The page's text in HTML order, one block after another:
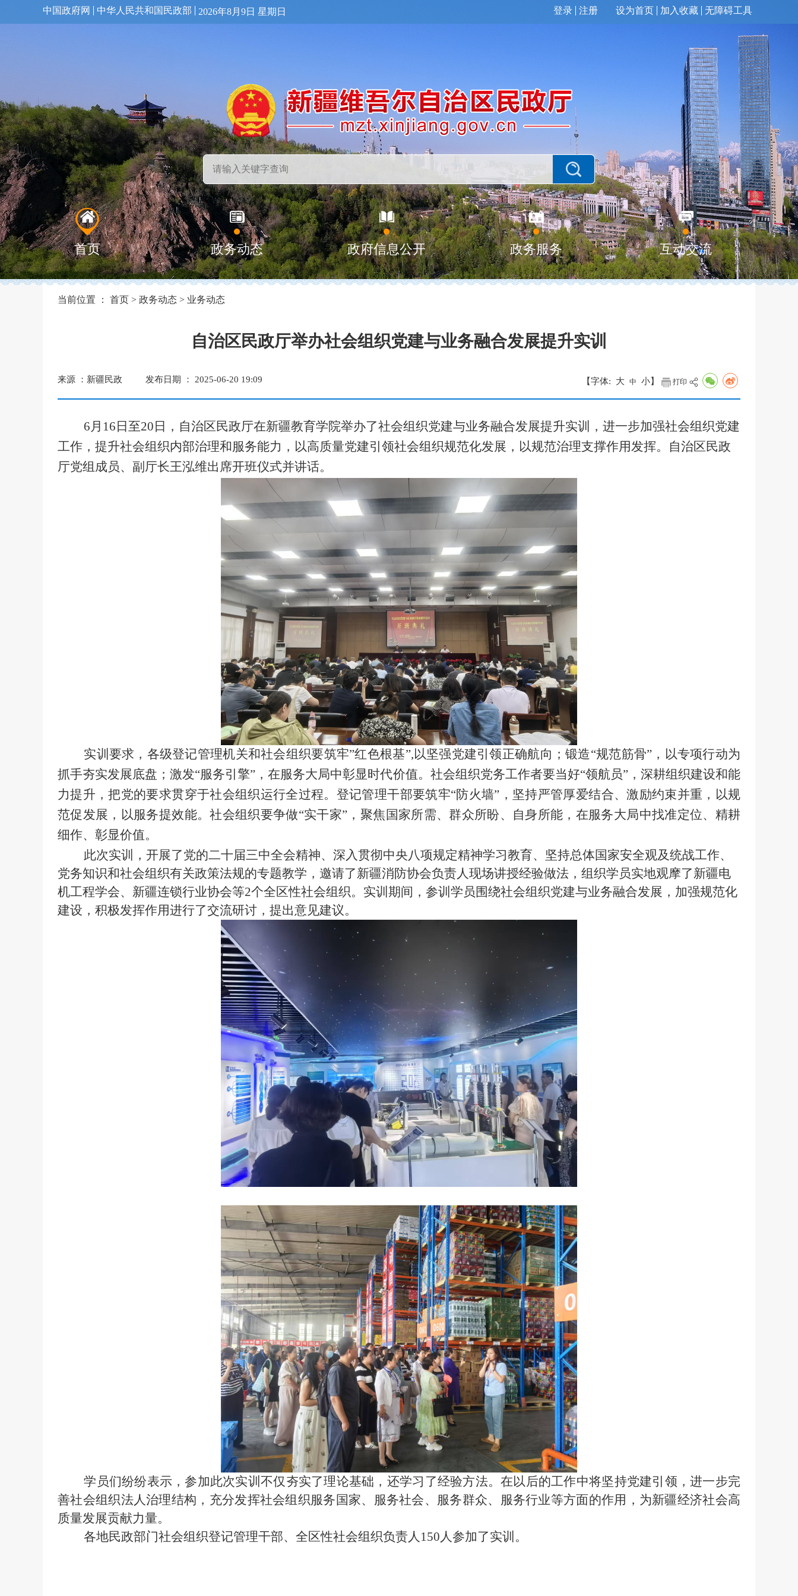
中国政府网 中华人民共和国民政部 2026年8月9日 星期日 登录 注册 设为首页 加入收藏 无障碍工具
首页 政务动态 政府信息公开 政务服务 互动交流
当前位置 ： 首页 > 政务动态 > 业务动态
自治区民政厅举办社会组织党建与业务融合发展提升实训
来源 ：新疆民政 发布日期 ： 2025-06-20 19:09 【字体: 大 中 小】 打印
6月 16 日至20 日，自治区民政厅在新疆教育学院举办了社会组织党建与业务融合发展提升实训，进一步加强社会组织党建
工作，提升社会组织内部治理和服务能力，以高质量党建引领社会组织规范化发展，以规范治理支撑作用发挥。自治区民政
厅党组成员、副厅长王泓维出席开班仪式并讲话。
实训要求，各级登记管理机关和社会组织要筑牢”红色根基”,以坚强党建引领正确航向；锻造“规范筋骨” ，以专项行动为
抓手夯实发展底盘；激发“服务引擎” ，在服务大局中彰显时代价值。社会组织党务工作者要当好“领航员”，深耕组织建设和能
力提升，把党的要求贯穿于社会组织运行全过程。登记管理干部要筑牢“防火墙” ，坚持严管厚爱结合、激励约束并重，以规
范促发展，以服务提效能。社会组织要争做“实干家” ，聚焦国家所需、群众所盼、自身所能，在服务大局中找准定位、精耕
细作、彰显价值。
此次实训，开展了党的二十届三中全会精神、深入贯彻中央八项规定精神学习教育、坚持总体国家安全观及统战工作、
党务知识和社会组织有关政策法规的专题教学，邀请了新疆消防协会负责人现场讲授经验做法，组织学员实地观摩了新疆电
机工程学会、新疆连锁行业协会等2个全区性社会组织。实训期间，参训学员围绕社会组织党建与业务融合发展，加强规范化
建设，积极发挥作用进行了交流研讨，提出意见建议。
学员们纷纷表示，参加此次实训不仅夯实了理论基础，还学习了经验方法。在以后的工作中将坚持党建引领，进一步完
善社会组织法人治理结构，充分发挥社会组织服务国家、服务社会、服务群众、服务行业等方面的作用，为新疆经济社会高
质量发展贡献力量。
各地民政部门社会组织登记管理干部、全区性社会组织负责人 150人参加了实训。